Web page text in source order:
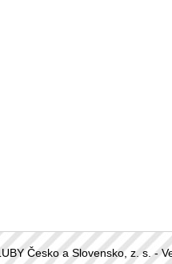
Česko a Slovensko, z. s. -